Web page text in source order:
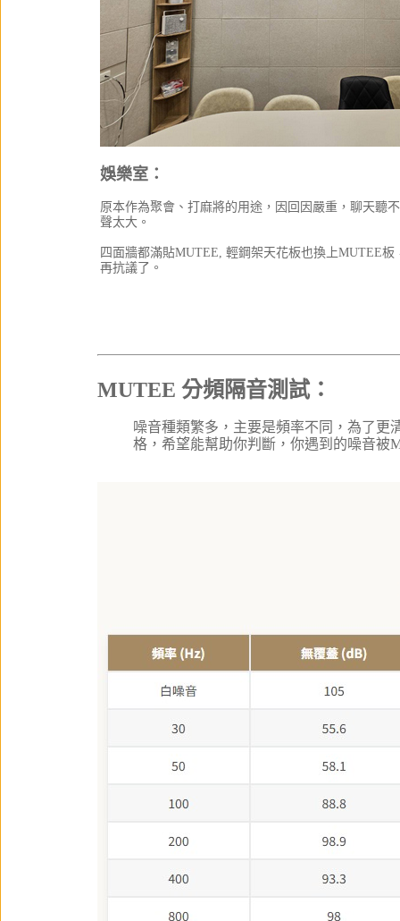
娛樂室：
原本作為聚會、打麻將的用途，因回因嚴重，聊天聽
聲太大。
四面牆都滿貼MUTEE, 輕鋼架天花板也換上MUTEE
再抗議了。
MUTEE 分頻隔音測試：
噪音種類繁多，主要是頻率不同，為了更
格，希望能幫助你判斷，你遇到的噪音被